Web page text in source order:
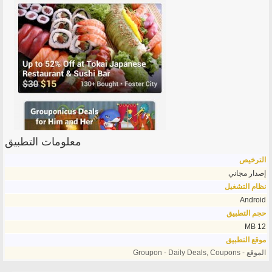
معلومات التطبيق
الترخيص
إصدار مجاني
نظام التشغيل
Android
حجم التطبيق
12 MB
موقع التطبيق
الموقع - Groupon - Daily Deals, Coupons